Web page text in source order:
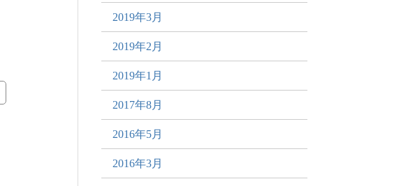
2019年3月
2019年2月
2019年1月
2017年8月
2016年5月
2016年3月